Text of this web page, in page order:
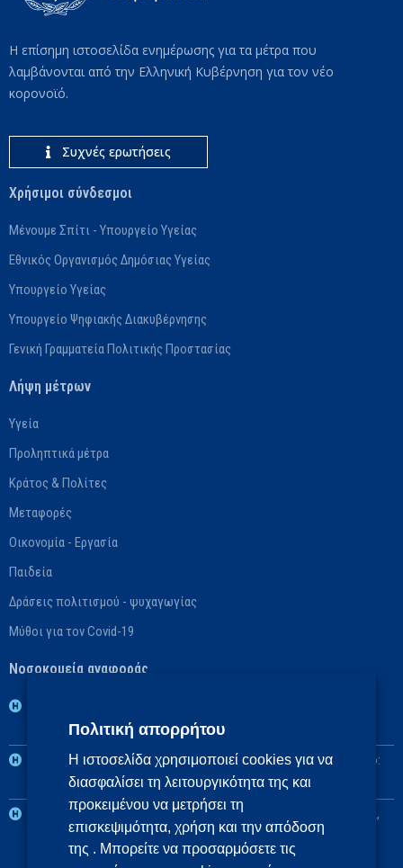
Η επίσημη ιστοσελίδα ενημέρωσης για τα μέτρα που
λαμβάνονται από την Ελληνική Κυβέρνηση για τον νέο
κορονοϊό.
Συχνές ερωτήσεις
Χρήσιμοι σύνδεσμοι
Μένουμε Σπίτι - Υπουργείο Υγείας
Εθνικός Οργανισμός Δημόσιας Υγείας
Υπουργείο Υγείας
Υπουργείο Ψηφιακής Διακυβέρνησης
Γενική Γραμματεία Πολιτικής Προστασίας
Λήψη μέτρων
Υγεία
Προληπτικά μέτρα
Κράτος & Πολίτες
Μεταφορές
Οικονομία - Εργασία
Παιδεία
Δράσεις πολιτισμού - ψυχαγωγίας
Μύθοι για τον Covid-19
Νοσοκομεία αναφοράς
Αναπληρωματικό: ΓΝ Αθηνών «Ο Ευαγγελισμός»
2η ΥΠΕ: Βασικό: Πανεπιστημιακό ΓΝ «Αττικόν», Αναπληρωματικό:
ΓΝ Ελευσίνας «Θριάσιο»
3η και 4η ΥΠΕ: Βασικό: Πανεπιστημιακό ΓΝ Θεσσαλονίκης ΑΧΕΠΑ,
Αναπληρωματικά: Πανεπιστημιακό ΓΝ Αλεξανδρούπολης, ΓΝ
Πτολεμαΐδας «Μποδοσάκειο»
Πολιτική απορρήτου
Η ιστοσελίδα χρησιμοποιεί cookies για να
διασφαλίσει τη λειτουργικότητα της και
προκειμένου να μετρήσει τη
επισκεψιμότητα, χρήση και την απόδοση
της . Μπορείτε να προσαρμόσετε τις